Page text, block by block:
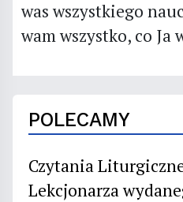
was wszystkiego
wam wszystko, co Ja
POLECAMY
Czytania
Lekcjonarza